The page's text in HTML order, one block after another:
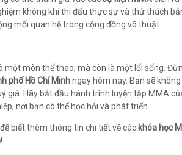
không khí thi đấu thực sự và thử thách
mối quan hệ trong cộng đồng võ thuật.
một môn thể thao, mà còn là một lối sống.
phố Hồ Chí Minhngay hôm nay. Bạn sẽ
giá. Hãy bắt đầu hành trình luyện tập MMA
nơi bạn có thể học hỏi và phát triển.
biết thêm thông tin chi tiết về các khóa học
!